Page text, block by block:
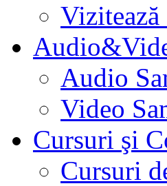
Vizitează
Audio
Video
Cursuri şi
Cursuri